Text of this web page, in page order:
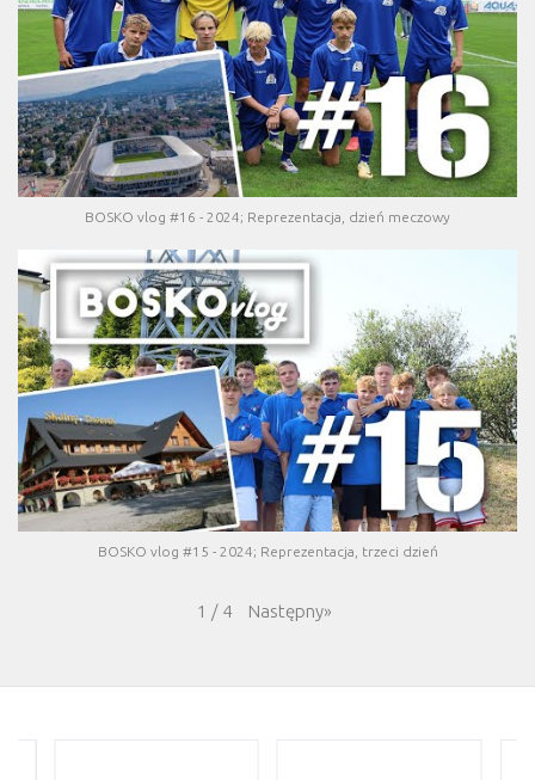
BOSKO vlog #16 - 2024; Reprezentacja, dzień meczowy
BOSKO vlog #15 - 2024; Reprezentacja, trzeci dzień
1 / 4 Następny»